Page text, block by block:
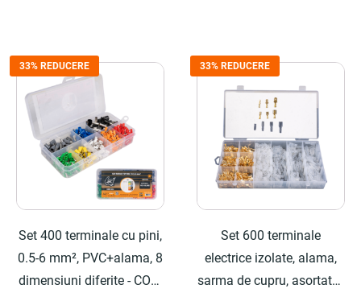
33% REDUCERE
Set 400 terminale cu pini,
0.5-6 mm², PVC+alama, 8
dimensiuni diferite - COBI
33% REDUCERE
Set 600 terminale
electrice izolate, alama,
sarma de cupru, asortate -